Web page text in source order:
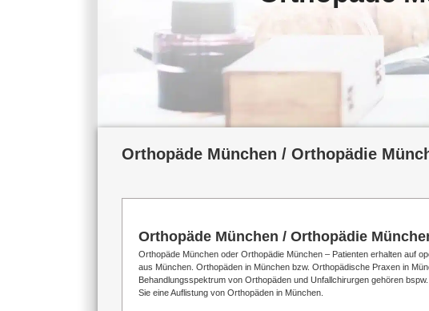
Orthopäde München / Orthopädie
Orthopäde München / Orthopädie
Orthopäde München oder Orthopädie München – Patienten erhalten auf
aus München. Orthopäden in München bzw. Orthopädische Praxen in
Behandlungsspektrum von Orthopäden und Unfallchirurgen gehören
Sie eine Auflistung von Orthopäden in München.